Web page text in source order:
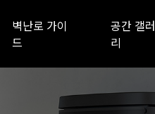
벽난로 가이
드
공간 갤러
리